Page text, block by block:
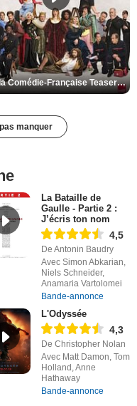
De la Comédie-Française Teaser VF
manquer
La Bataille de
Gaulle - Partie 2 :
J’écris ton nom
4,5
De Antonin Baudry
Avec Simon Abkarian,
Niels Schneider,
Anamaria Vartolomei
Bande-annonce
L'Odyssée
4,3
De Christopher Nolan
Avec Matt Damon, Tom
Holland, Anne
Hathaway
Bande-annonce